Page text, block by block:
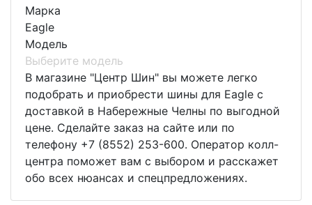
Марка
Eagle
Модель
Выберите модель
В магазине "Центр Шин" вы можете легко
подобрать и приобрести шины для Eagle с
доставкой в Набережные Челны по выгодной
цене. Сделайте заказ на сайте или по
телефону +7 (8552) 253-600. Оператор колл-
центра поможет вам с выбором и расскажет
обо всех нюансах и спецпредложениях.